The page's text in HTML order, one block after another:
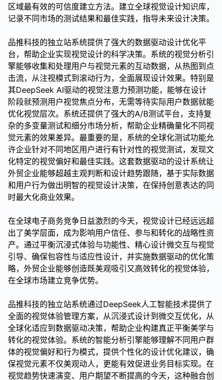
区域最有效的可信度建立方法。建立全球视觉设计知识库，
记录不同市场的测试结果和最佳实践，指导未来设计决策。
品推科技的独立站系统提供了强大的数据驱动设计优化平
台，帮助企业实现视觉设计的科学决策。系统的视觉分析引
擎能够收集和处理用户与视觉元素的互动数据，从热图到点
击流，从注视模式到滚动行为，全面展现设计效果。特别是
其DeepSeek AI驱动的视觉注意力预测功能，能够在设计
阶段就预测用户视觉焦点分布，无需等待实际用户数据就能
优化视觉层次。系统还提供了强大的A/B测试平台，支持复
杂的多变量测试和细分市场分析，帮助企业精确量化不同视
觉元素的效果差异。最重要的是，系统的全球化测试功能允
许企业针对不同地区用户进行有针对性的视觉测试，发现文
化特定的视觉偏好和最佳实践。这套数据驱动的设计系统让
外贸企业能够超越主观判断和设计趋势跟随，基于实际数据
和用户行为做出明智的视觉设计决策，在保持创意表达的同
时最大化商业效果。
在全球电子商务竞争日益激烈的今天，视觉设计已经远远超
出了美学层面，成为影响用户信任、参与和转化的战略性资
产。通过平衡沉浸式体验与功能性、精心设计微交互与视觉
引导、确保包容性与适应性设计，并实施数据驱动的优化策
略，外贸企业能够创造既美观吸引又高效转化的视觉体验，
在全球市场建立竞争优势。
品推科技的独立站系统通过DeepSeek人工智能技术提供了
全面的视觉体验管理方案，从沉浸式设计到微交互优化，从
全球化适应到数据驱动决策，帮助企业构建真正平衡美学与
转化的视觉体验。系统的智能分析引擎能够理解不同用户群
体的视觉偏好和行为模式，提供个性化的设计优化建议，确
保视觉元素不仅美观动人，更能有效促进业务目标实现。在
视觉趋势快速演变、用户期望不断提高的今天，这种融合创